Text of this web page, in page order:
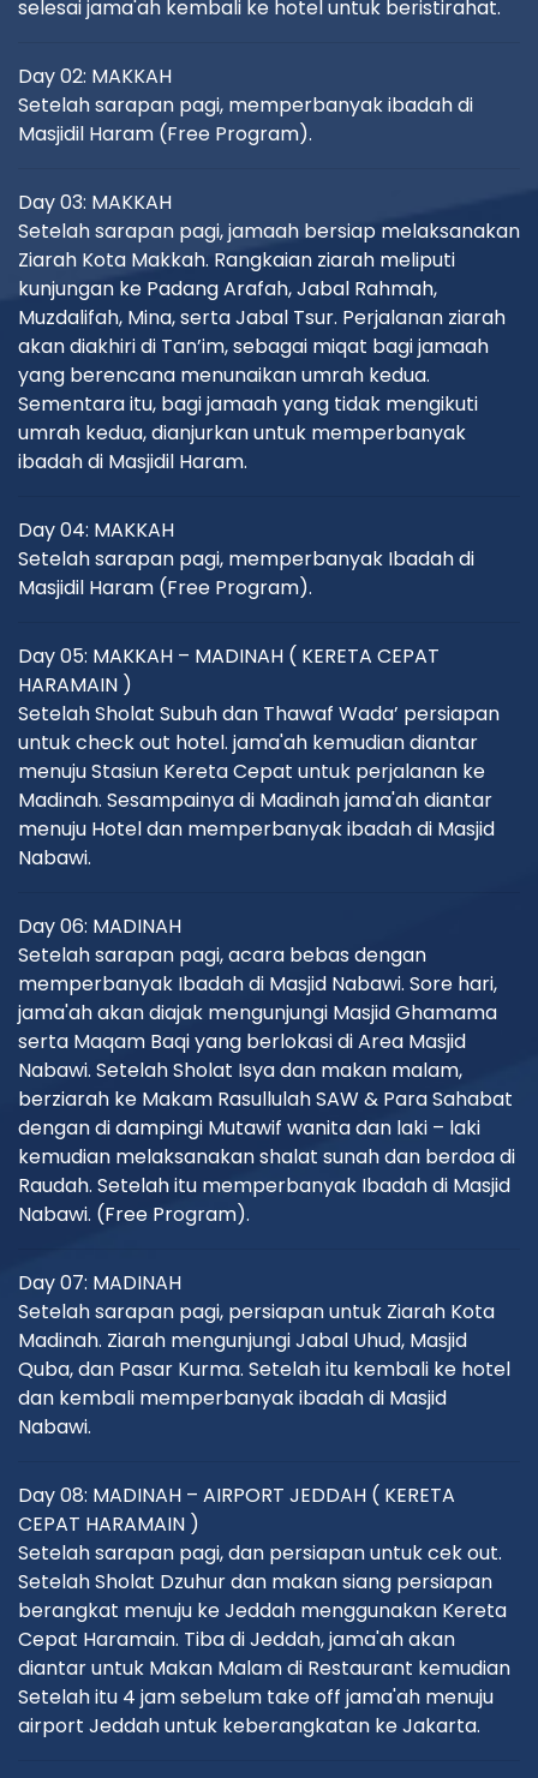
selesai jama'ah kembali ke hotel untuk beristirahat.
Day 02: MAKKAH
Setelah sarapan pagi, memperbanyak ibadah di
Masjidil Haram (Free Program).
Day 03: MAKKAH
Setelah sarapan pagi, jamaah bersiap melaksanakan
Ziarah Kota Makkah. Rangkaian ziarah meliputi
kunjungan ke Padang Arafah, Jabal Rahmah,
Muzdalifah, Mina, serta Jabal Tsur. Perjalanan ziarah
akan diakhiri di Tan’im, sebagai miqat bagi jamaah
yang berencana menunaikan umrah kedua.
Sementara itu, bagi jamaah yang tidak mengikuti
umrah kedua, dianjurkan untuk memperbanyak
ibadah di Masjidil Haram.
Day 04: MAKKAH
Setelah sarapan pagi, memperbanyak Ibadah di
Masjidil Haram (Free Program).
Day 05: MAKKAH – MADINAH ( KERETA CEPAT
HARAMAIN )
Setelah Sholat Subuh dan Thawaf Wada’ persiapan
untuk check out hotel. jama'ah kemudian diantar
menuju Stasiun Kereta Cepat untuk perjalanan ke
Madinah. Sesampainya di Madinah jama'ah diantar
menuju Hotel dan memperbanyak ibadah di Masjid
Nabawi.
Day 06: MADINAH
Setelah sarapan pagi, acara bebas dengan
memperbanyak Ibadah di Masjid Nabawi. Sore hari,
jama'ah akan diajak mengunjungi Masjid Ghamama
serta Maqam Baqi yang berlokasi di Area Masjid
Nabawi. Setelah Sholat Isya dan makan malam,
berziarah ke Makam Rasullulah SAW & Para Sahabat
dengan di dampingi Mutawif wanita dan laki – laki
kemudian melaksanakan shalat sunah dan berdoa di
Raudah. Setelah itu memperbanyak Ibadah di Masjid
Nabawi. (Free Program).
Day 07: MADINAH
Setelah sarapan pagi, persiapan untuk Ziarah Kota
Madinah. Ziarah mengunjungi Jabal Uhud, Masjid
Quba, dan Pasar Kurma. Setelah itu kembali ke hotel
dan kembali memperbanyak ibadah di Masjid
Nabawi.
Day 08: MADINAH – AIRPORT JEDDAH ( KERETA
CEPAT HARAMAIN )
Setelah sarapan pagi, dan persiapan untuk cek out.
Setelah Sholat Dzuhur dan makan siang persiapan
berangkat menuju ke Jeddah menggunakan Kereta
Cepat Haramain. Tiba di Jeddah, jama'ah akan
diantar untuk Makan Malam di Restaurant kemudian
Setelah itu 4 jam sebelum take off jama'ah menuju
airport Jeddah untuk keberangkatan ke Jakarta.